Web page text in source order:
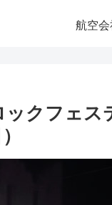
航空会
ックフェ